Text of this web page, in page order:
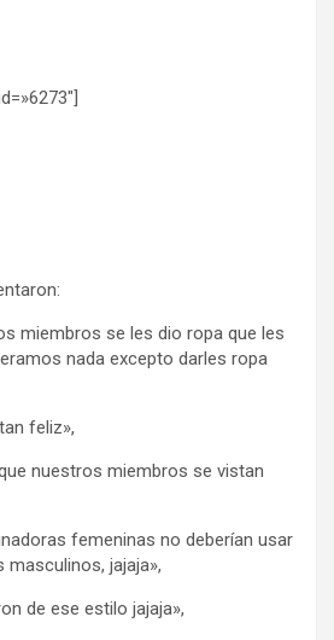
miembros se les dio ropa que les
nada excepto darles ropa
feliz»,
nuestros miembros se vistan
femeninas no deberían usar
jajaja»,
de ese estilo jajaja»,